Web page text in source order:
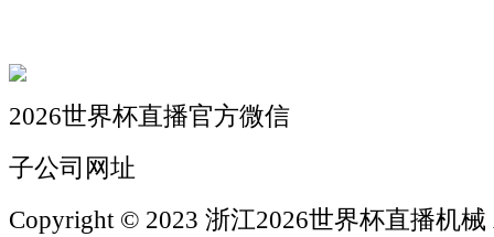
2026世界杯直播官方微信
子公司网址
Copyright © 2023 浙江2026世界杯直播机械